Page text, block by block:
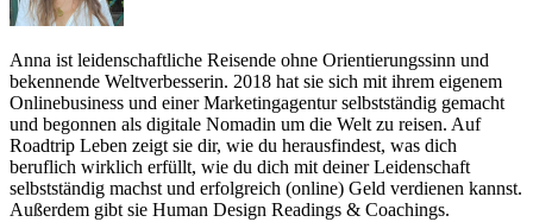
Anna ist leidenschaftliche Reisende ohne Orientierungssinn und
bekennende Weltverbesserin. 2018 hat sie sich mit ihrem eigenem
Onlinebusiness und einer Marketingagentur selbstständig gemacht
und begonnen als digitale Nomadin um die Welt zu reisen. Auf
Roadtrip Leben zeigt sie dir, wie du herausfindest, was dich
beruflich wirklich erfüllt, wie du dich mit deiner Leidenschaft
selbstständig machst und erfolgreich (online) Geld verdienen kannst.
Außerdem gibt sie Human Design Readings & Coachings.